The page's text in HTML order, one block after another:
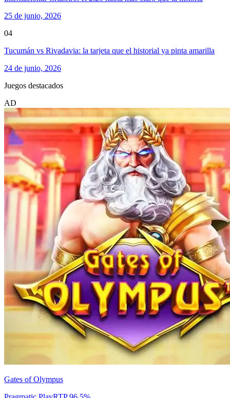
25 de junio, 2026
04
Tucumán vs Rivadavia: la tarjeta que el historial ya pinta amarilla
24 de junio, 2026
Juegos destacados
AD
Gates of Olympus